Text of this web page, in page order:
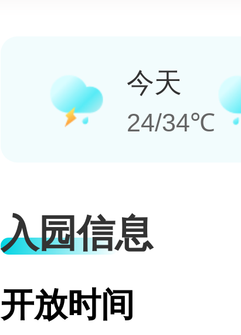
今天
24/34℃
入园信息
开放时间